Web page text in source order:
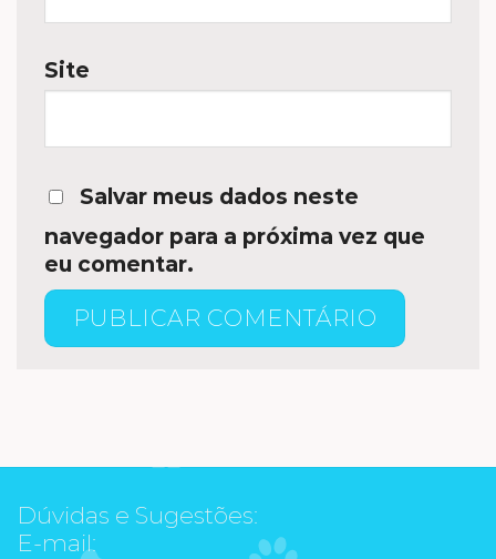
Site
Salvar meus dados neste
navegador para a próxima vez que
eu comentar.
Dúvidas e Sugestões:
E-mail: